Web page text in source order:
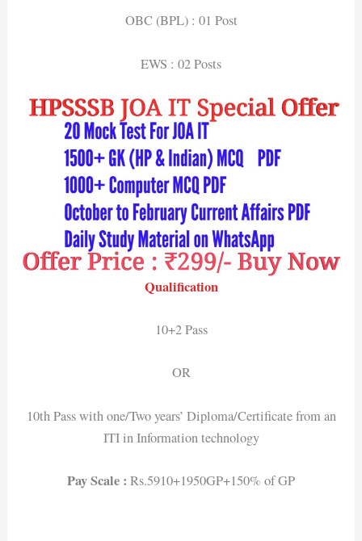
OBC (BPL) : 01 Post
EWS : 02 Posts
Qualification
10+2 Pass
OR
10th Pass with one/Two years’ Diploma/Certificate from an
ITI in Information technology
Pay Scale : Rs.5910+1950GP+150% of GP